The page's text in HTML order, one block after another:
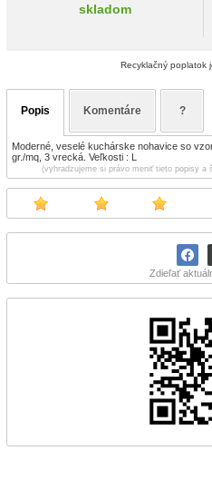
Zdieľať
skladom
Recyklačný poplatok
Popis Komentáre ?
Moderné, veselé kuchárske nohavice so
gr./mq, 3 vrecká. Veľkosti : L
(vyhradzujeme si právo meniť tieto popisy a